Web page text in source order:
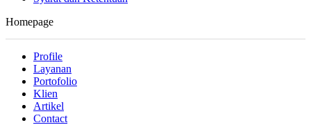
Homepage
Profile
Layanan
Portofolio
Klien
Artikel
Contact